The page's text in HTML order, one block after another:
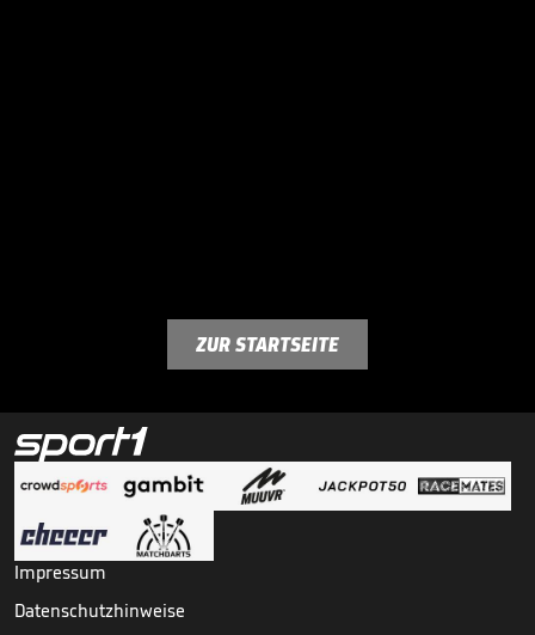
ZUR STARTSEITE
Impressum
Datenschutzhinweise